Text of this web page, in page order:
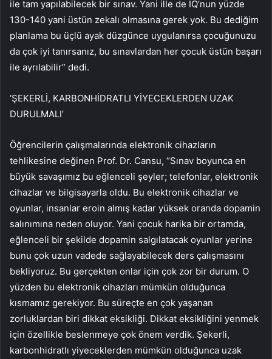
ile tam yapılabilecek bir sınav. Yani ille de IQ’nun yüzde
130-140 yani üstün zekalı olmasına gerek yok. Bu dediğim
planlama bu üçlü ayak düzgünce uygulanırsa çocuğunuzu
da çok iyi tanırsanız, bu sınavlardan her çocuk üstün başarı
ile ayrılabilir” dedi.
‘ŞEKERLİ, KARBONHİDRATLI YİYECEKLERDEN UZAK
DURULMALI’
Öğrencilerin çalışmalarında elektronik cihazların
tehlikesine değinen Prof. Dr. Cansu, “Sınav boyunca en
büyük savaşımız bu eğlenceli şeyler; telefonlar, elektronik
cihazlar ve bilgisayarla oldu. Bu elektronik cihazlar ve
oyunlar, insanlar eroin almış kadar yüksek oranda dopamin
salınımına neden oluyor. Yani çocuk harika bir ortamda,
eğlenceli bir şekilde dopamin salgılatacak oyunlar yerine
bunu çok uzun vadede sağlayabilecek ders çalışmasını
bekliyoruz. Bu gerçekten onlar için çok zor bir durum. O
yüzden bu elektronik cihazları mümkün olduğunca
kısmamız gerekiyor. Bu süreçte en çok yaşanan
zorluklardan biri dikkat eksikliği. Dikkat eksikliğini yenmek
için özellikle beslenmeye çok önem verdik. Şekerli,
karbonhidratlı yiyeceklerden mümkün olduğunca uzak